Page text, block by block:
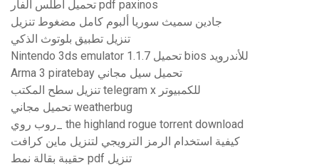
تحميل اطلس الفأر pdf paxinos
جادين سميث سوريا ألبوم كامل مضغوط تنزيل
تنزيل تطبيق بلوتوث الذكي
Nintendo 3ds emulator 1.1.7 تحميل bios للأندرويد
Arma 3 piratebay تحميل سيل مجاني
تنزيل سطح المكتب telegram x للكمبيوتر
تحميل مجاني weatherbug
روب روي_ the highland rogue torrent download
كيفية استخدام الرمز الترويجي لتنزيل ماين كرافت
حقيبة بقالة نمط pdf تنزيل